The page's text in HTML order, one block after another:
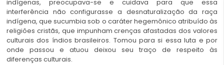
indígenas, preocupava-se e cuidava para que essa
interferência não configurasse a desnaturalização da raça
indígena, que sucumbia sob o caráter hegemônico atribuído às
religiões cristãs, que impunham crenças afastadas dos valores
culturais dos índios brasileiros. Tomou para si essa luta e por
onde passou e atuou deixou seu traço de respeito às
diferenças culturais.